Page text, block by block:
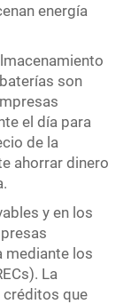
energía
son
el día para
de la
ahorrar dinero
y en los
mediante los
La
créditos que